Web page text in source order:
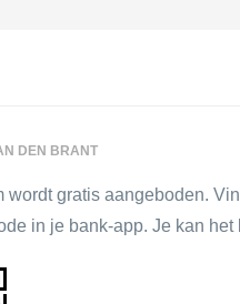
DEN BRANT
wordt gratis aangeboden.
in je bank-app. Je kan